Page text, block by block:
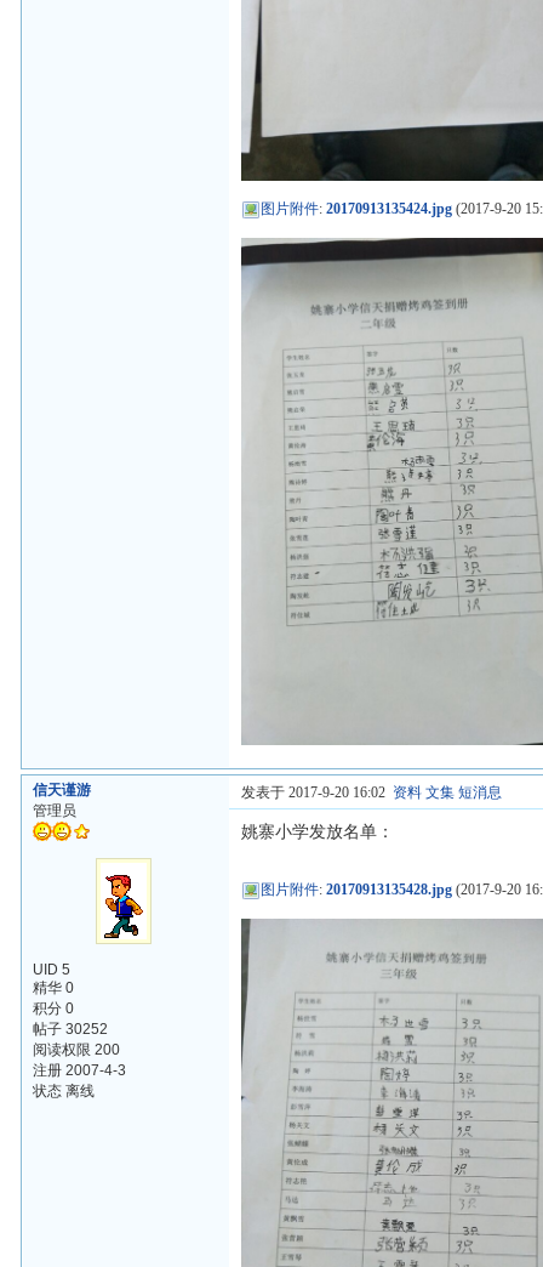
图片附件:20170913135424.jpg (2017-9-20
信天谨游
管理员
UID 5
精华 0
积分 0
帖子 30252
阅读权限 200
注册 2007-4-3
状态 离线
发表于 2017-9-20 16:02 资料 文集 短消息
姚寨小学发放名单：
图片附件:20170913135428.jpg (2017-9-20